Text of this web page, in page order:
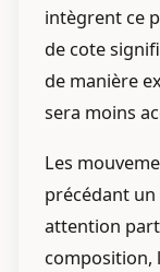
intègrent ce
de cote
de manière
sera moins
Les
précédant
attention
composition,